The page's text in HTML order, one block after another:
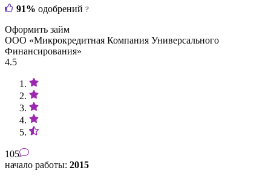
91% одобрений ?
Оформить займ
ООО «Микрокредитная Компания Универсального
Финансирования»
4.5
105
начало работы: 2015